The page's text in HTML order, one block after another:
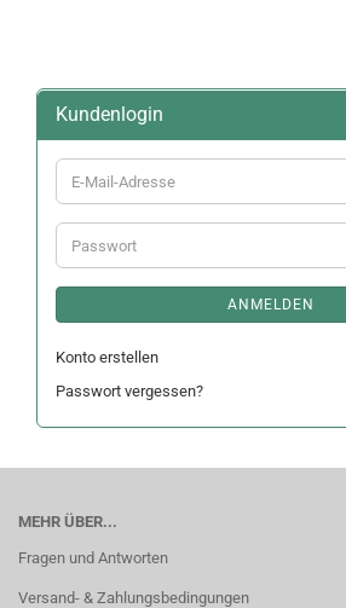
Kundenlogin
E-
Mail-
Adresse
Passwort
ANMELDEN
Konto erstellen
Passwort vergessen?
MEHR ÜBER...
Fragen und Antworten
Versand- & Zahlungsbedingungen